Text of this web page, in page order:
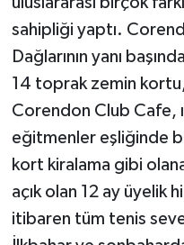
sahipliği yaptı.
Dağlarının yanı
14 toprak zemin kortu,
Corendon Club Cafe,
eğitmenler eşliğinde
kort kiralama gibi
açık olan 12 ay üyelik
itibaren tüm tenis